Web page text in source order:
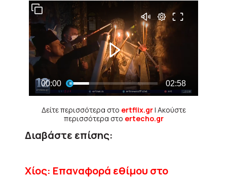
Δείτε περισσότερα στο ertflix.gr| Ακούστε
περισσότερα στο ertecho.gr
Διαβάστε επίσης:
Χίος: Επαναφορά εθίμου στο